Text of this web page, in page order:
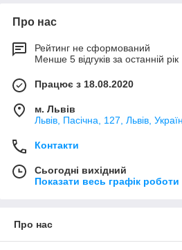
Про нас
Рейтинг не сформований
Менше 5 відгуків за останній рік
Працює з 18.08.2020
м. Львів
Львів, Пасічна, 127, Львів,
Контакти
Сьогодні вихідний
Показати весь графік роботи
Про нас